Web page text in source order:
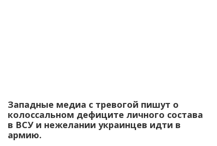
Западные медиа с тревогой пишут о
колоссальном дефиците личного состава
в ВСУ и нежелании украинцев идти в
армию.